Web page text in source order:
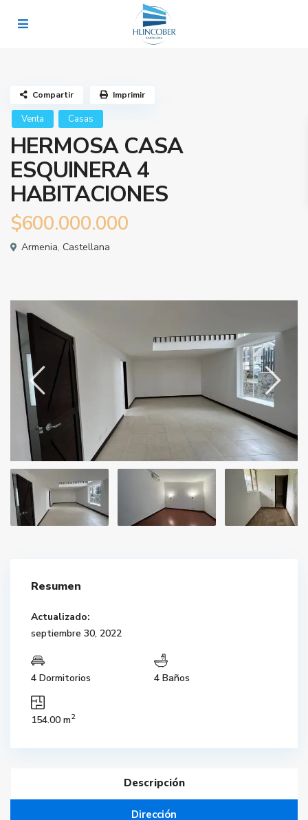
Venta Casas
HERMOSA CASA
ESQUINERA 4
HABITACIONES
$600.000.000
Armenia, Castellana
Compartir Imprimir
Resumen
Actualizado:
septiembre 30, 2022
4 Dormitorios 4 Baños
154.00 m2
Descripción
Dirección